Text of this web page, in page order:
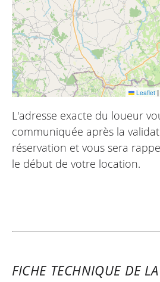
Leaflet |
L'adresse exacte du loueur
communiquée après la
réservation et vous sera
le début de votre location.
FICHE TECHNIQUE DE